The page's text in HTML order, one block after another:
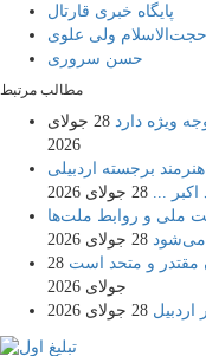
پایگاه خبری قارتال
حجت‌الاسلام ولی علوی
حسن سروری
مطالب مرتبط
ویژه دارد
28 جولای
2026
برجسته اردبیلی
اکبر ...
28 جولای 2026
ملی و روابط ملت‌ها
می‌شود 28 جولای 2026
و متحد است 28
جولای 2026
28 جولای 2026